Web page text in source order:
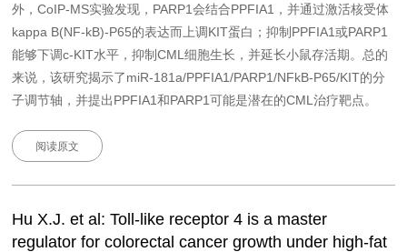
外，CoIP-MS实验发现，PARP1会结合PPFIA1，并通过激活核受体
kappa B(NF-kB)-P65的表达而上调KIT蛋白；抑制PPFIA1或PARP1
能够下调c-KIT水平，抑制CML细胞生长，并延长小鼠存活期。总的
来说，该研究揭示了miR-181a/PPFIA1/PARP1/NFkB-P65/KIT的分
子调节轴，并提出PPFIA1和PARP1可能是潜在的CML治疗靶点。
阅读原文
Hu X.J. et al: Toll-like receptor 4 is a master
regulator for colorectal cancer growth under high-fat